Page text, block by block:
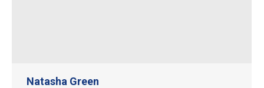
Natasha Green